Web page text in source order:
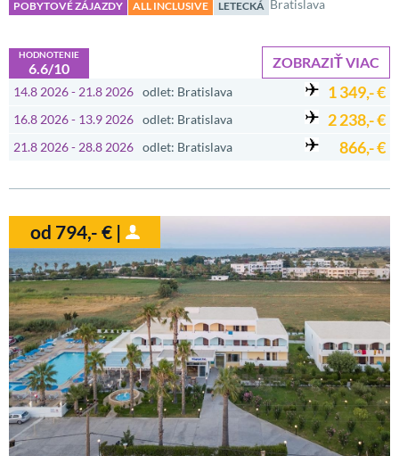
POBYTOVÉ ZÁJAZDY ALL INCLUSIVE LETECKÁ Bratislava
ZOBRAZIŤ VIAC
HODNOTENIE
6.6/10
14.8 2026 - 21.8 2026 odlet: Bratislava 1 349,- €
16.8 2026 - 13.9 2026 odlet: Bratislava 2 238,- €
21.8 2026 - 28.8 2026 odlet: Bratislava 866,- €
od 794,- € |